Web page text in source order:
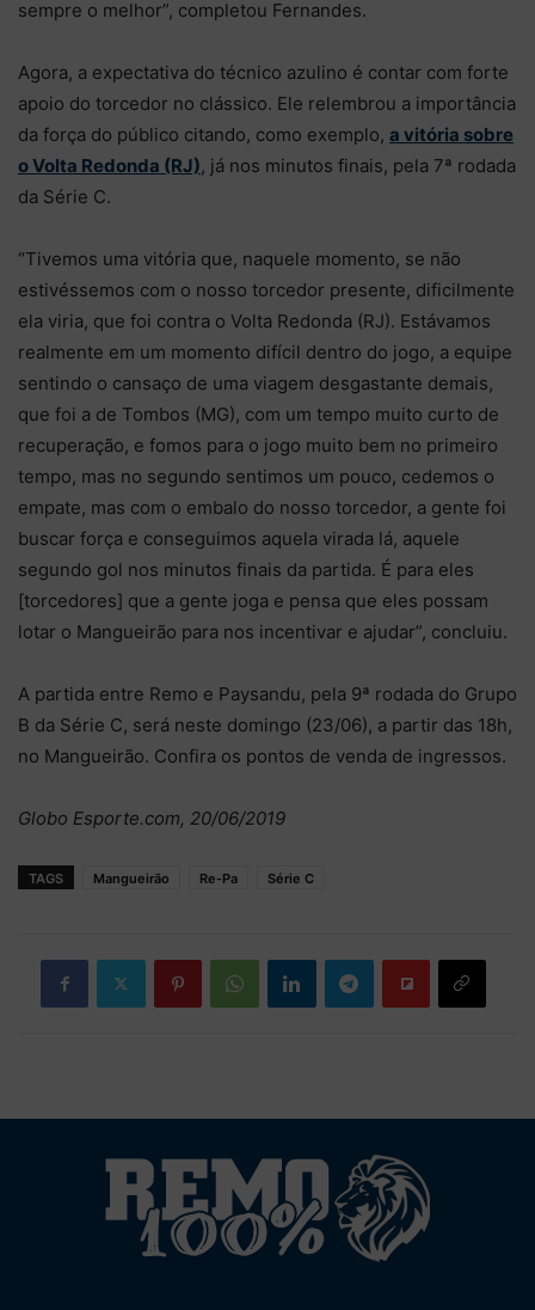
sempre o melhor”, completou Fernandes.
Agora, a expectativa do técnico azulino é contar com forte
apoio do torcedor no clássico. Ele relembrou a importância
da força do público citando, como exemplo, a vitória sobre
o Volta Redonda (RJ), já nos minutos finais, pela 7ª rodada
da Série C.
“Tivemos uma vitória que, naquele momento, se não
estivéssemos com o nosso torcedor presente, dificilmente
ela viria, que foi contra o Volta Redonda (RJ). Estávamos
realmente em um momento difícil dentro do jogo, a equipe
sentindo o cansaço de uma viagem desgastante demais,
que foi a de Tombos (MG), com um tempo muito curto de
recuperação, e fomos para o jogo muito bem no primeiro
tempo, mas no segundo sentimos um pouco, cedemos o
empate, mas com o embalo do nosso torcedor, a gente foi
buscar força e conseguimos aquela virada lá, aquele
segundo gol nos minutos finais da partida. É para eles
[torcedores] que a gente joga e pensa que eles possam
lotar o Mangueirão para nos incentivar e ajudar”, concluiu.
A partida entre Remo e Paysandu, pela 9ª rodada do Grupo
B da Série C, será neste domingo (23/06), a partir das 18h,
no Mangueirão. Confira os pontos de venda de ingressos.
Globo Esporte.com, 20/06/2019
TAGS Mangueirão Re-Pa Série C